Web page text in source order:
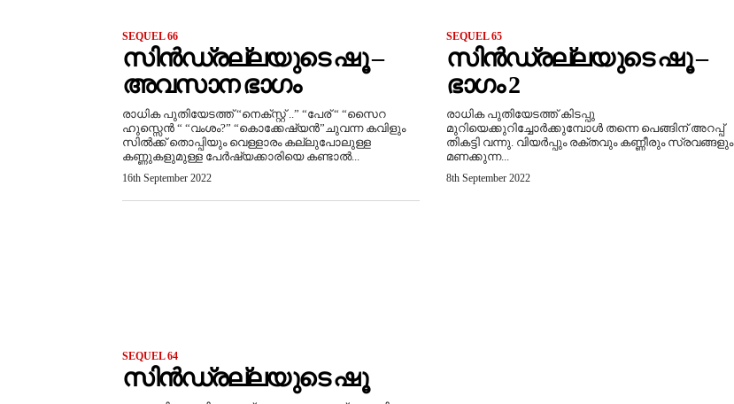
SEQUEL 66
സിൻഡ്രല്ലയുടെ ഷൂ –
അവസാന ഭാഗം
രാധിക പുതിയേടത്ത് “നെക്സ്റ്റ് ..” “പേര് “ “സൈറ
ഹുസ്സെൻ “ “വംശം?” “കൊക്കേഷ്യൻ”ചുവന്ന കവിളും
സിൽക്ക് തൊപ്പിയും വെള്ളാരം കല്ലുപോലുള്ള
കണ്ണുകളുമുള്ള പേർഷ്യക്കാരിയെ കണ്ടാൽ...
16th September 2022
SEQUEL 65
സിൻഡ്രല്ലയുടെ ഷൂ –
ഭാഗം 2
രാധിക പുതിയേടത്ത് കിടപ്പു
മുറിയെക്കുറിച്ചോർക്കുമ്പോൾ തന്നെ പെങ്ങിന് അറപ്പ്
തികട്ടി വന്നു. വിയർപ്പും രക്തവും കണ്ണീരും സ്രവങ്ങളും
മണക്കുന്ന...
8th September 2022
SEQUEL 64
സിൻഡ്രല്ലയുടെ ഷൂ